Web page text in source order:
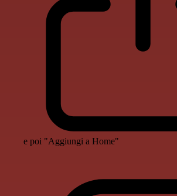
e poi "Aggiungi a Home"